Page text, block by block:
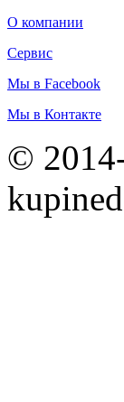
О компании
Сервис
Мы в Facebook
Мы в Контакте
©